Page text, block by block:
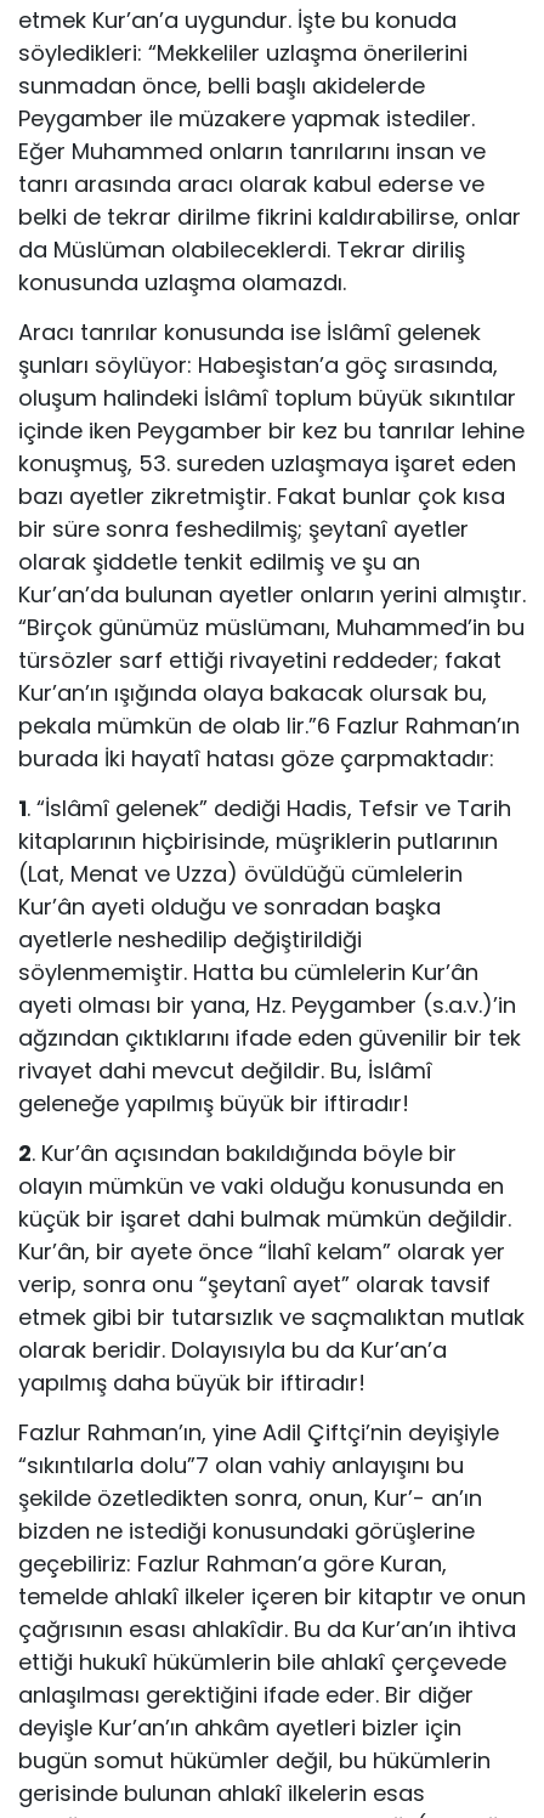
etmek Kur’an’a uygundur. İşte bu konuda
söyledikleri: “Mekkeliler uzlaşma önerilerini
sunmadan önce, belli başlı akidelerde
Peygamber ile müzakere yapmak istediler.
Eğer Muhammed onların tanrılarını insan ve
tanrı arasında aracı olarak kabul ederse ve
belki de tekrar dirilme fikrini kaldırabilirse, onlar
da Müslüman olabileceklerdi. Tekrar diriliş
konusunda uzlaşma olamazdı.
Aracı tanrılar konusunda ise İslâmî gelenek
şunları söylüyor: Habeşistan’a göç sırasında,
oluşum halindeki İslâmî toplum büyük sıkıntılar
içinde iken Peygamber bir kez bu tanrılar lehine
konuşmuş, 53. sureden uzlaşmaya işaret eden
bazı ayetler zikretmiştir. Fakat bunlar çok kısa
bir süre sonra feshedilmiş; şeytanî ayetler
olarak şiddetle tenkit edilmiş ve şu an
Kur’an’da bulunan ayetler onların yerini almıştır.
“Birçok günümüz müslümanı, Muhammed’in bu
türsözler sarf ettiği rivayetini reddeder; fakat
Kur’an’ın ışığında olaya bakacak olursak bu,
pekala mümkün de olab lir.”6 Fazlur Rahman’ın
burada İki hayatî hatası göze çarpmaktadır:
1. “İslâmî gelenek” dediği Hadis, Tefsir ve Tarih
kitaplarının hiçbirisinde, müşriklerin putlarının
(Lat, Menat ve Uzza) övüldüğü cümlelerin
Kur’ân ayeti olduğu ve sonradan başka
ayetlerle neshedilip değiştirildiği
söylenmemiştir. Hatta bu cümlelerin Kur’ân
ayeti olması bir yana, Hz. Peygamber (s.a.v.)’in
ağzından çıktıklarını ifade eden güvenilir bir tek
rivayet dahi mevcut değildir. Bu, İslâmî
geleneğe yapılmış büyük bir iftiradır!
2. Kur’ân açısından bakıldığında böyle bir
olayın mümkün ve vaki olduğu konusunda en
küçük bir işaret dahi bulmak mümkün değildir.
Kur’ân, bir ayete önce “İlahî kelam” olarak yer
verip, sonra onu “şeytanî ayet” olarak tavsif
etmek gibi bir tutarsızlık ve saçmalıktan mutlak
olarak beridir. Dolayısıyla bu da Kur’an’a
yapılmış daha büyük bir iftiradır!
Fazlur Rahman’ın, yine Adil Çiftçi’nin deyişiyle
“sıkıntılarla dolu”7 olan vahiy anlayışını bu
şekilde özetledikten sonra, onun, Kur’- an’ın
bizden ne istediği konusundaki görüşlerine
geçebiliriz: Fazlur Rahman’a göre Kuran,
temelde ahlakî ilkeler içeren bir kitaptır ve onun
çağrısının esası ahlakîdir. Bu da Kur’an’ın ihtiva
ettiği hukukî hükümlerin bile ahlakî çerçevede
anlaşılması gerektiğini ifade eder. Bir diğer
deyişle Kur’an’ın ahkâm ayetleri bizler için
bugün somut hükümler değil, bu hükümlerin
gerisinde bulunan ahlakî ilkelerin esas